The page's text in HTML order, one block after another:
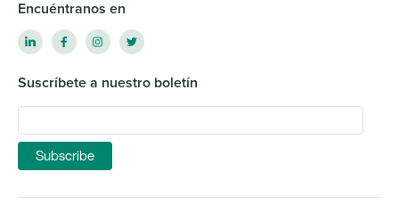
Encuéntranos en
Suscríbete a nuestro boletín